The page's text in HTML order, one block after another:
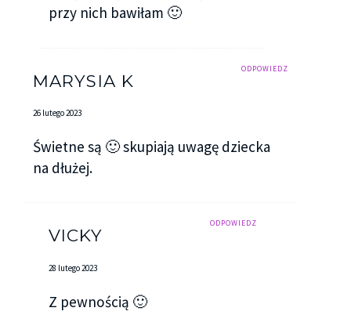
przy nich bawiłam 🙂
ODPOWIEDZ
MARYSIA K
26 lutego 2023
Świetne są 🙂 skupiają uwagę dziecka
na dłużej.
ODPOWIEDZ
VICKY
28 lutego 2023
Z pewnością 🙂